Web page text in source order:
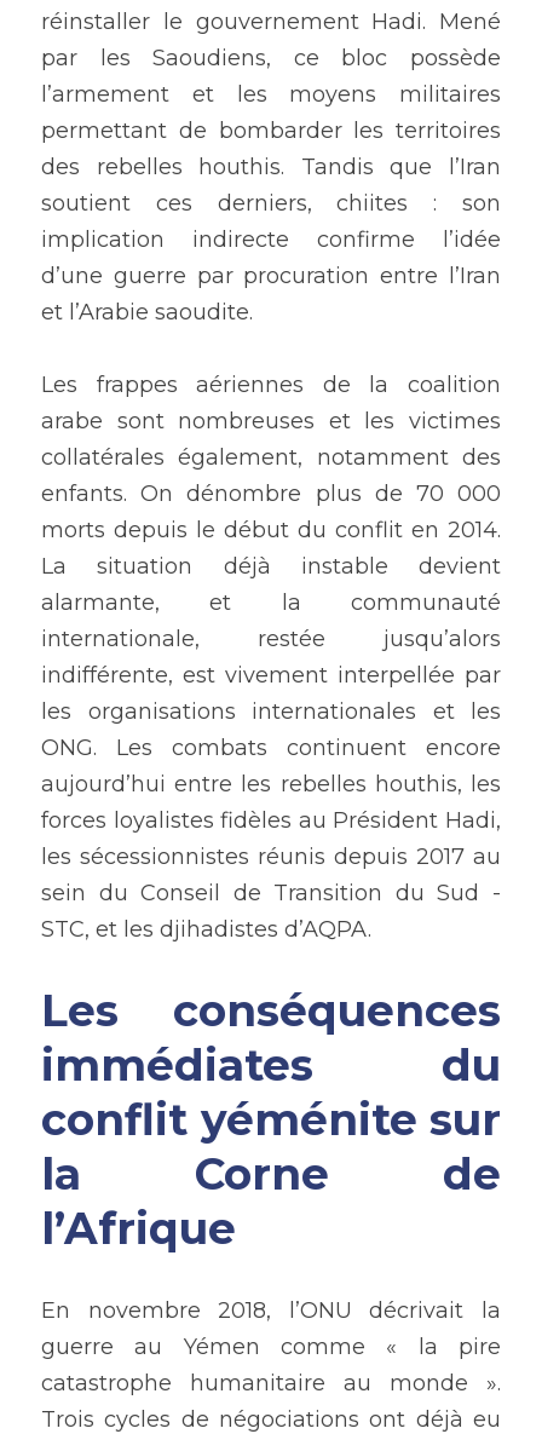
réinstaller le gouvernement Hadi. Mené
par les Saoudiens, ce bloc possède
l’armement et les moyens militaires
permettant de bombarder les territoires
des rebelles houthis. Tandis que l’Iran
soutient ces derniers, chiites : son
implication indirecte confirme l’idée
d’une guerre par procuration entre l’Iran
et l’Arabie saoudite.
Les frappes aériennes de la coalition
arabe sont nombreuses et les victimes
collatérales également, notamment des
enfants. On dénombre plus de 70 000
morts depuis le début du conflit en 2014.
La situation déjà instable devient
alarmante, et la communauté
internationale, restée jusqu’alors
indifférente, est vivement interpellée par
les organisations internationales et les
ONG. Les combats continuent encore
aujourd’hui entre les rebelles houthis, les
forces loyalistes fidèles au Président Hadi,
les sécessionnistes réunis depuis 2017 au
sein du Conseil de Transition du Sud -
STC, et les djihadistes d’AQPA.
Les conséquences
immédiates du
conflit yéménite sur
la Corne de
l’Afrique
En novembre 2018, l’ONU décrivait la
guerre au Yémen comme « la pire
catastrophe humanitaire au monde ».
Trois cycles de négociations ont déjà eu